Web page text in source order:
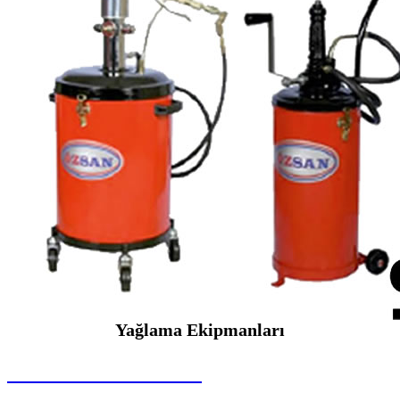
Yağlama Ekipmanları